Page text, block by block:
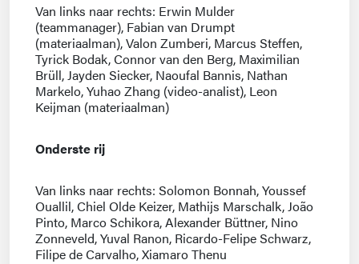
Van links naar rechts: Erwin Mulder
(teammanager), Fabian van Drumpt
(materiaalman), Valon Zumberi, Marcus Steffen,
Tyrick Bodak, Connor van den Berg, Maximilian
Brüll, Jayden Siecker, Naoufal Bannis, Nathan
Markelo, Yuhao Zhang (video-analist), Leon
Keijman (materiaalman)
Onderste rij
Van links naar rechts: Solomon Bonnah, Youssef
Ouallil, Chiel Olde Keizer, Mathijs Marschalk, João
Pinto, Marco Schikora, Alexander Büttner, Nino
Zonneveld, Yuval Ranon, Ricardo-Felipe Schwarz,
Filipe de Carvalho, Xiamaro Thenu